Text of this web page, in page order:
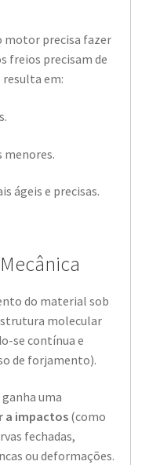
motor precisa fazer
freios precisam de
em:
menores.
ágeis e precisas.
do material sob
molecular
se contínua e
de forjamento).
ganha uma
a impactos(como
fechadas,
ou deformações.